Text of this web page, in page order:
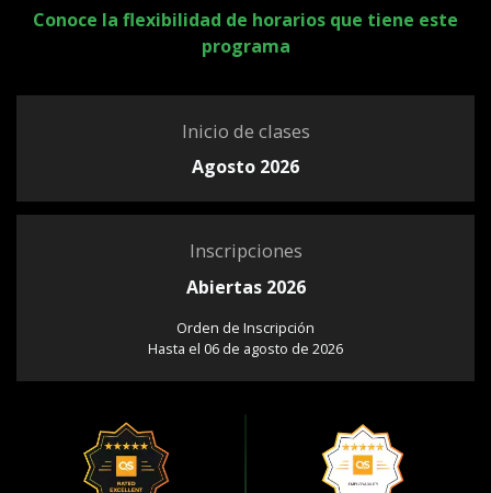
Conoce la flexibilidad de horarios que tiene este
programa
Inicio de clases
Agosto 2026
Inscripciones
Abiertas 2026
Orden de Inscripción
Hasta el 06 de agosto de 2026